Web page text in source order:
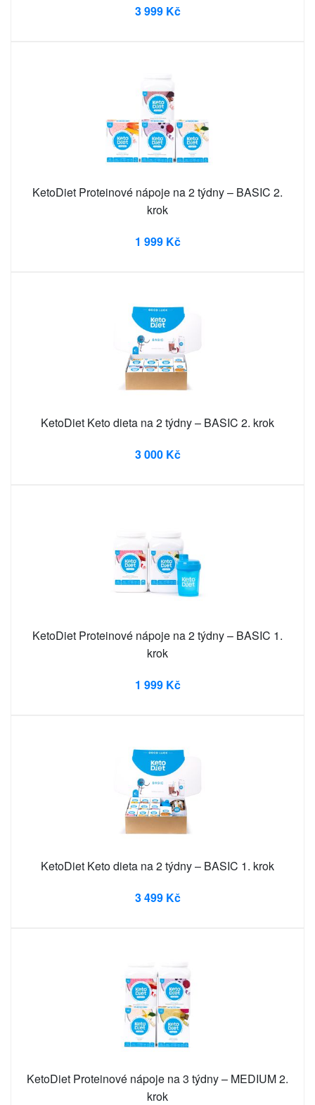
3 999 Kč
KetoDiet Proteinové nápoje na 2 týdny – BASIC 2.
krok
1 999 Kč
KetoDiet Keto dieta na 2 týdny – BASIC 2. krok
3 000 Kč
KetoDiet Proteinové nápoje na 2 týdny – BASIC 1.
krok
1 999 Kč
KetoDiet Keto dieta na 2 týdny – BASIC 1. krok
3 499 Kč
KetoDiet Proteinové nápoje na 3 týdny – MEDIUM 2.
krok